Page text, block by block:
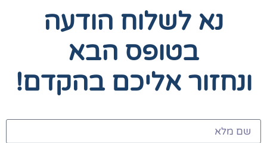
נא לשלוח הודעה
בטופס הבא
ונחזור אליכם בהקדם!